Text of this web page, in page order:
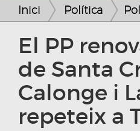
Inici Política
El PP
de Santa
Calonge i
repeteix a